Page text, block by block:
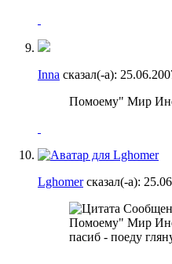
Inna сказал(-а):
Помоему" Мир
Lghomerсказал(-а):
Помоему" Мир
пасиб - поеду